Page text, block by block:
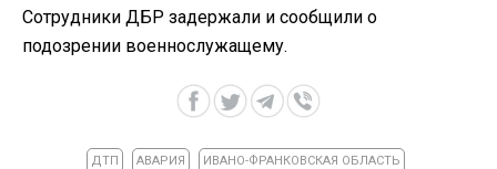
Сотрудники ДБР задержали и сообщили о
подозрении военнослужащему.
ДТП АВАРИЯ ИВАНО-ФРАНКОВСКАЯ ОБЛАСТЬ